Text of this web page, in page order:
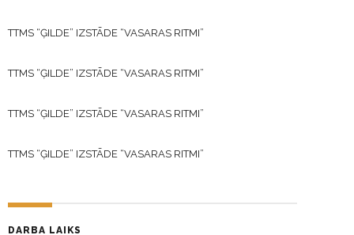
TTMS “ĢILDE” IZSTĀDE “VASARAS RITMI”
TTMS “ĢILDE” IZSTĀDE “VASARAS RITMI”
TTMS “ĢILDE” IZSTĀDE “VASARAS RITMI”
TTMS “ĢILDE” IZSTĀDE “VASARAS RITMI”
DARBA LAIKS